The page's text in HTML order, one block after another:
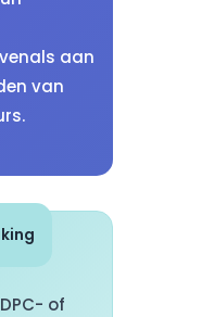
aan
van
zijn
of